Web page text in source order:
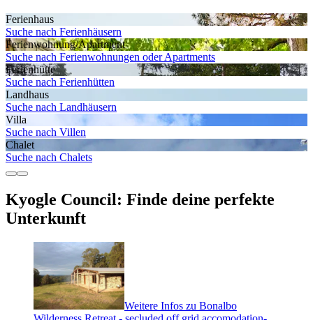
Ferienhaus
Suche nach Ferienhäusern
Ferienwohnung/Apartment
Suche nach Ferienwohnungen oder Apartments
Ferienhütte
Suche nach Ferienhütten
Landhaus
Suche nach Landhäusern
Villa
Suche nach Villen
Chalet
Suche nach Chalets
Kyogle Council: Finde deine perfekte
Unterkunft
Weitere Infos zu Bonalbo